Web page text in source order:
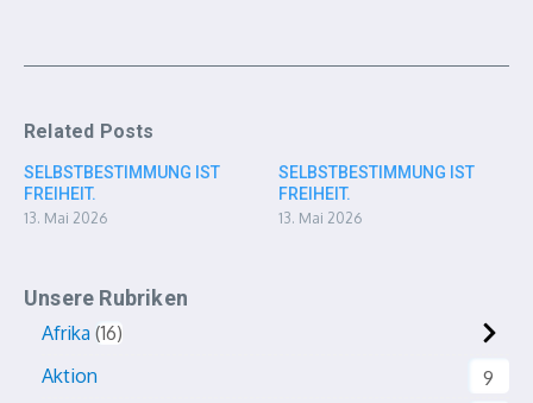
Related Posts
SELBSTBESTIMMUNG IST
FREIHEIT.
13. Mai 2026
SELBSTBESTIMMUNG IST
FREIHEIT.
13. Mai 2026
Unsere Rubriken
Afrika 16
Aktion
9